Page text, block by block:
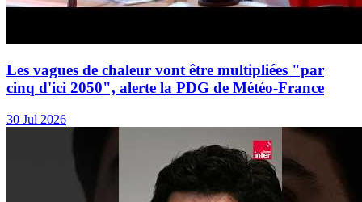
Les vagues de chaleur vont être multipliées "par
cinq d'ici 2050", alerte la PDG de Météo-France
30 Jul 2026